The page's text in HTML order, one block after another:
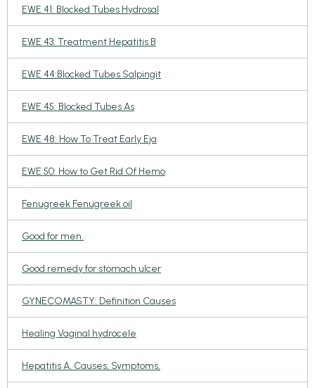
EWE 41: Blocked Tubes Hydrosal
EWE 43: Treatment Hepatitis B
EWE 44:Blocked Tubes Salpingit
EWE 45: Blocked Tubes As
EWE 48: How To Treat Early Eja
EWE 50: How to Get Rid Of Hemo
Fenugreek Fenugreek oil
Good for men.
Good remedy for stomach ulcer
GYNECOMASTY: Definition Causes
Healing Vaginal hydrocele
Hepatitis A, Causes, Symptoms,